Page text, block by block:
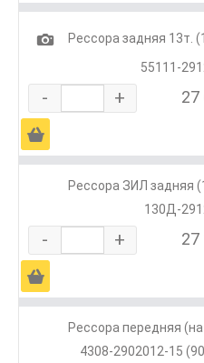
1
Рессора задняя 13т.
55111-
- + 27
Ä
Рессора ЗИЛ задняя
130Д-
- + 27
Ä
Рессора передняя
4308-2902012-15